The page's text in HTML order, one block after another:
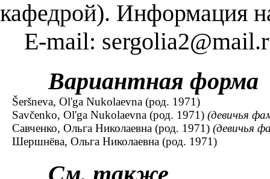
кафедрой). Информация
E-mail:
Вариантная форма
Šeršneva, Ol'ga Nukolaevna (род. 1971)
Savčenko, Ol'ga Nukolaevna (род. 1971) (девичья
Савченко, Ольга Николаевна (род. 1971) (девичья
Шершнёва, Ольга Николаевна (род. 1971)